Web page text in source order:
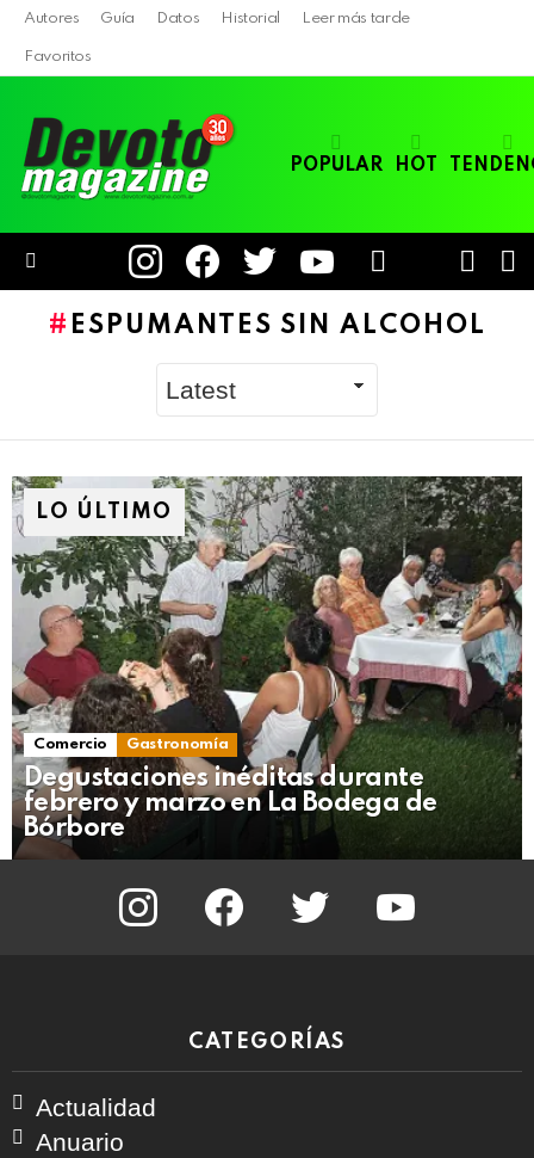
Autores Guía Datos Historial Leer más tarde
Favoritos
POPULAR HOT
instagramfacebooktwitter youtube
SKIN
ESPUMANTES SIN ALCOHOL
LO ÚLTIMO
Comercio Gastronomía
Degustaciones inéditas durante
febrero y marzo en La Bodega de
Bórbore
instagram facebook twitter youtube
CATEGORÍAS
Actualidad
Anuario